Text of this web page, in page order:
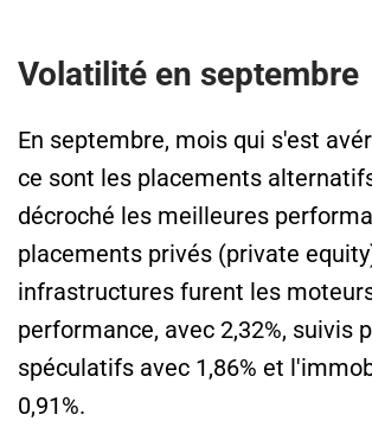
Volatilité en septembre
En septembre, mois qui s'est
ce sont les placements
décroché les meilleures
placements privés (private
infrastructures furent les
performance, avec 2,32%, suivis
spéculatifs avec 1,86% et
0,91%.